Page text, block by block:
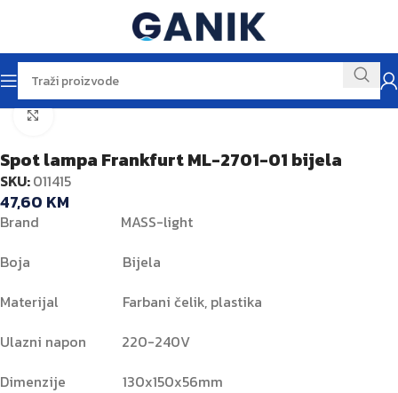
Početna Rasvjeta
Kliknite za veću sliku
Spot lampa Frankfurt ML-2701-01 bijela
SKU:011415
47,60 KM
Brand MASS-light
Boja Bijela
Materijal Farbani čelik, plastika
Ulazni napon 220-240V
Dimenzije 130x150x56mm